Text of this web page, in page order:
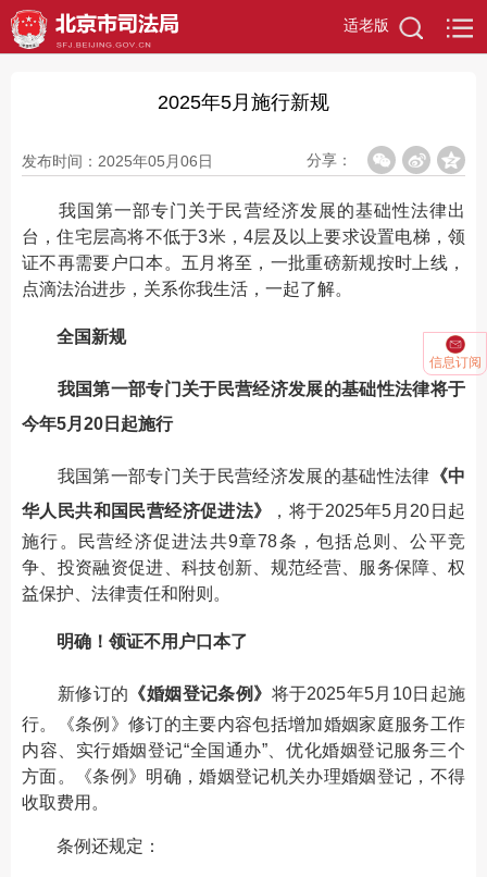
适老版
信息订阅
2025年5月施行新规
发布时间：2025年05月06日 分享：
我国第一部专门关于民营经济发展的基础性法律出
台，住宅层高将不低于3米，4层及以上要求设置电梯，领
证不再需要户口本。五月将至，一批重磅新规按时上线，
点滴法治进步，关系你我生活，一起了解。
全国新规
我国第一部专门关于民营经济发展的基础性法律将于
今年5月20日起施行
我国第一部专门关于民营经济发展的基础性法律 《中
华人民共和国民营经济促进法》
，将于2025年5月20日起
施行。民营经济促进法共9章78条，包括总则、公平竞
争、投资融资促进、科技创新、规范经营、服务保障、权
益保护、法律责任和附则。
明确！领证不用户口本了
新修订的 《婚姻登记条例》 将于2025年5月10日起施
行。《条例》修订的主要内容包括增加婚姻家庭服务工作
内容、实行婚姻登记“全国通办”、优化婚姻登记服务三个
方面。《条例》明确，婚姻登记机关办理婚姻登记，不得
收取费用。
条例还规定：